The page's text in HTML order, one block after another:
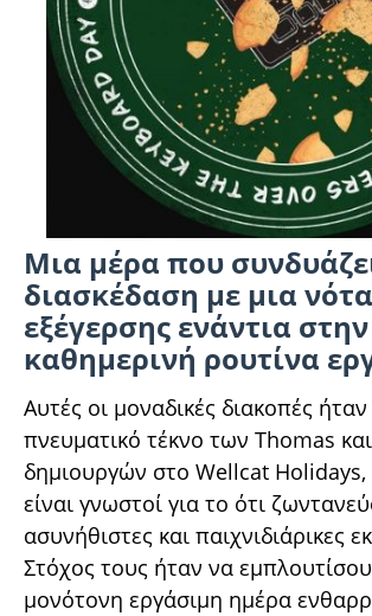
Μια μέρα που
διασκέδαση με μια νότα
εξέγερσης ενάντια στην
καθημερινή ρουτίνα
Αυτές οι μοναδικές διακοπές
πνευματικό τέκνο των Thomas
δημιουργών στο Wellcat Holidays,
είναι γνωστοί για το ότι
ασυνήθιστες και παιχνιδιάρικες
Στόχος τους ήταν να
μονότονη εργάσιμη ημέρα